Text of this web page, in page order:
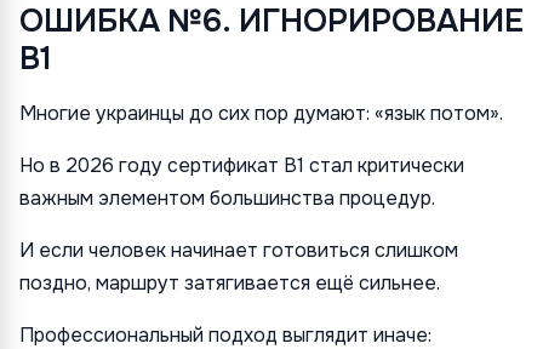
ОШИБКА №6. ИГНОРИРОВАНИЕ
B1
Многие украинцы до сих пор думают: «язык потом».
Но в 2026 году сертификат B1 стал критически
важным элементом большинства процедур.
И если человек начинает готовиться слишком
поздно, маршрут затягивается ещё сильнее.
Профессиональный подход выглядит иначе: